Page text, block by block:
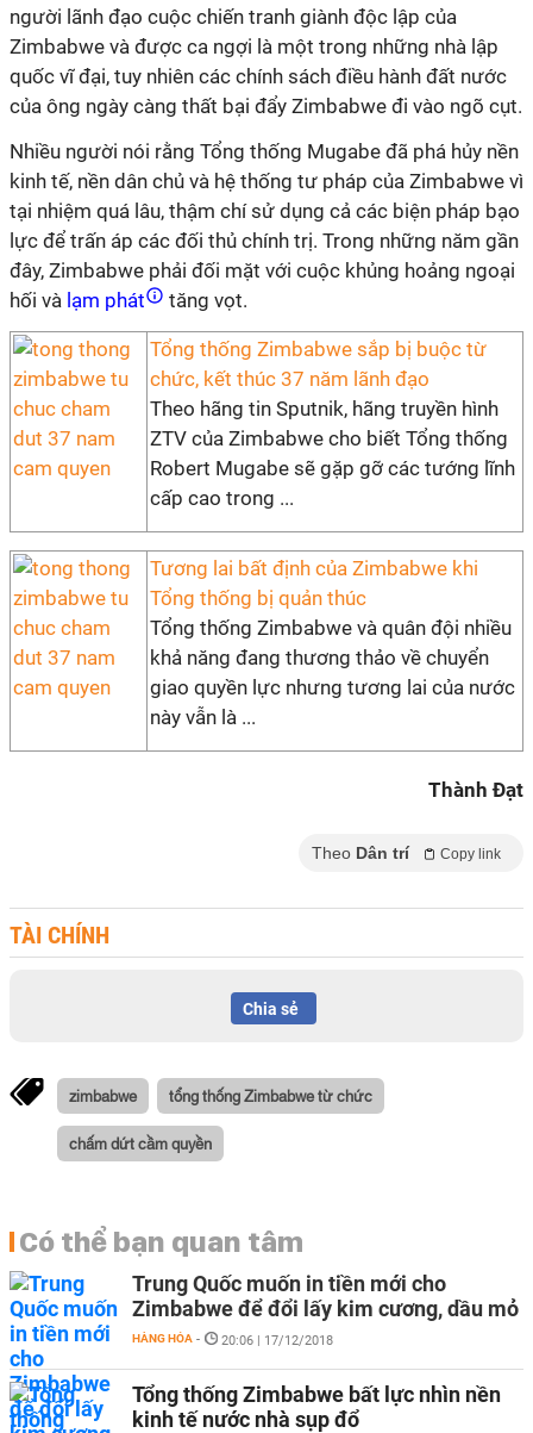
người lãnh đạo cuộc chiến tranh giành độc lập của
Zimbabwe và được ca ngợi là một trong những nhà lập
quốc vĩ đại, tuy nhiên các chính sách điều hành đất nước
của ông ngày càng thất bại đẩy Zimbabwe đi vào ngõ cụt.
Nhiều người nói rằng Tổng thống Mugabe đã phá hủy nền
kinh tế, nền dân chủ và hệ thống tư pháp của Zimbabwe vì
tại nhiệm quá lâu, thậm chí sử dụng cả các biện pháp bạo
lực để trấn áp các đối thủ chính trị. Trong những năm gần
đây, Zimbabwe phải đối mặt với cuộc khủng hoảng ngoại
hối và lạm phát tăng vọt.
Tổng thống Zimbabwe sắp bị buộc từ
chức, kết thúc 37 năm lãnh đạo
Theo hãng tin Sputnik, hãng truyền hình
ZTV của Zimbabwe cho biết Tổng thống
Robert Mugabe sẽ gặp gỡ các tướng lĩnh
cấp cao trong ...
Tương lai bất định của Zimbabwe khi
Tổng thống bị quản thúc
Tổng thống Zimbabwe và quân đội nhiều
khả năng đang thương thảo về chuyển
giao quyền lực nhưng tương lai của nước
này vẫn là ...
Thành Đạt
Theo Dân trí Copy link
TÀI CHÍNH
Chia sẻ
zimbabwe tổng thống Zimbabwe từ chức
chấm dứt cầm quyền
Có thể bạn quan tâm
Trung Quốc muốn in tiền mới cho
Zimbabwe để đổi lấy kim cương, dầu mỏ
HÀNG HÓA - 20:06 | 17/12/2018
Tổng thống Zimbabwe bất lực nhìn nền
kinh tế nước nhà sụp đổ